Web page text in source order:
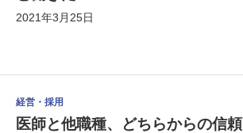
2021年3月25日
経営・採用
医師と他職種、どちらからの信頼